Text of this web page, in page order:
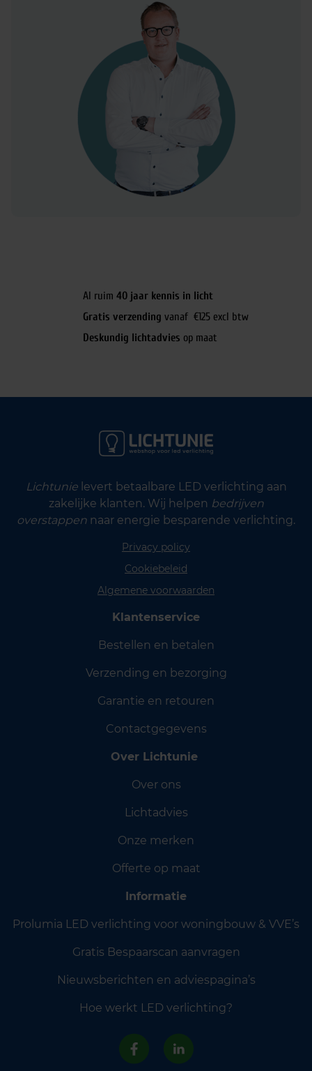
Al ruim 40 jaar kennis in licht
Gratis verzending vanaf €125 excl btw
Deskundig lichtadvies op maat
Lichtunielevert betaalbare LED verlichting aan
zakelijke klanten. Wij helpen bedrijven
overstappen naar energie besparende verlichting.
Privacy policy
Cookiebeleid
Algemene voorwaarden
Klantenservice
Bestellen en betalen
Verzending en bezorging
Garantie en retouren
Contactgegevens
Over Lichtunie
Over ons
Lichtadvies
Onze merken
Offerte op maat
Informatie
Prolumia LED verlichting voor woningbouw & VVE’s
Gratis Bespaarscan aanvragen
Nieuwsberichten en adviespagina’s
Hoe werkt LED verlichting?